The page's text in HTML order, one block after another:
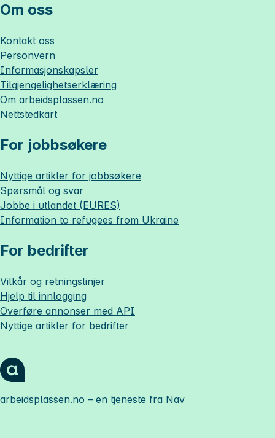
Om oss
Kontakt oss
Personvern
Informasjonskapsler
Tilgjengelighetserklæring
Om arbeidsplassen.no
Nettstedkart
For jobbsøkere
Nyttige artikler for jobbsøkere
Spørsmål og svar
Jobbe i utlandet (EURES)
Information to refugees from Ukraine
For bedrifter
Vilkår og retningslinjer
Hjelp til innlogging
Overføre annonser med API
Nyttige artikler for bedrifter
arbeidsplassen.no – en tjeneste fra Nav